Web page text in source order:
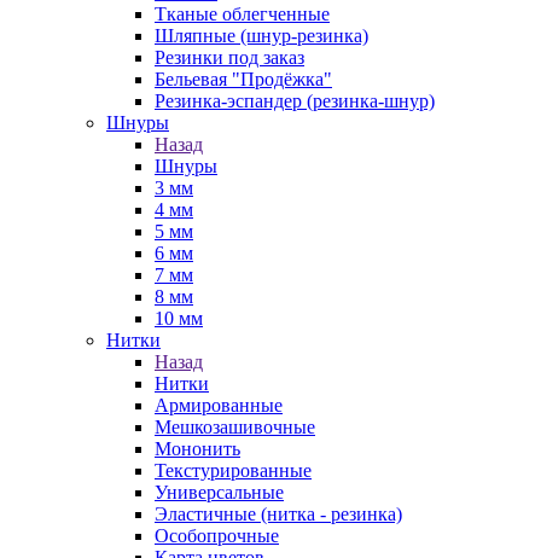
Тканые облегченные
Шляпные (шнур-резинка)
Резинки под заказ
Бельевая "Продёжка"
Резинка-эспандер (резинка-шнур)
Шнуры
Назад
Шнуры
3 мм
4 мм
5 мм
6 мм
7 мм
8 мм
10 мм
Нитки
Назад
Нитки
Армированные
Мешкозашивочные
Мононить
Текстурированные
Универсальные
Эластичные (нитка - резинка)
Особопрочные